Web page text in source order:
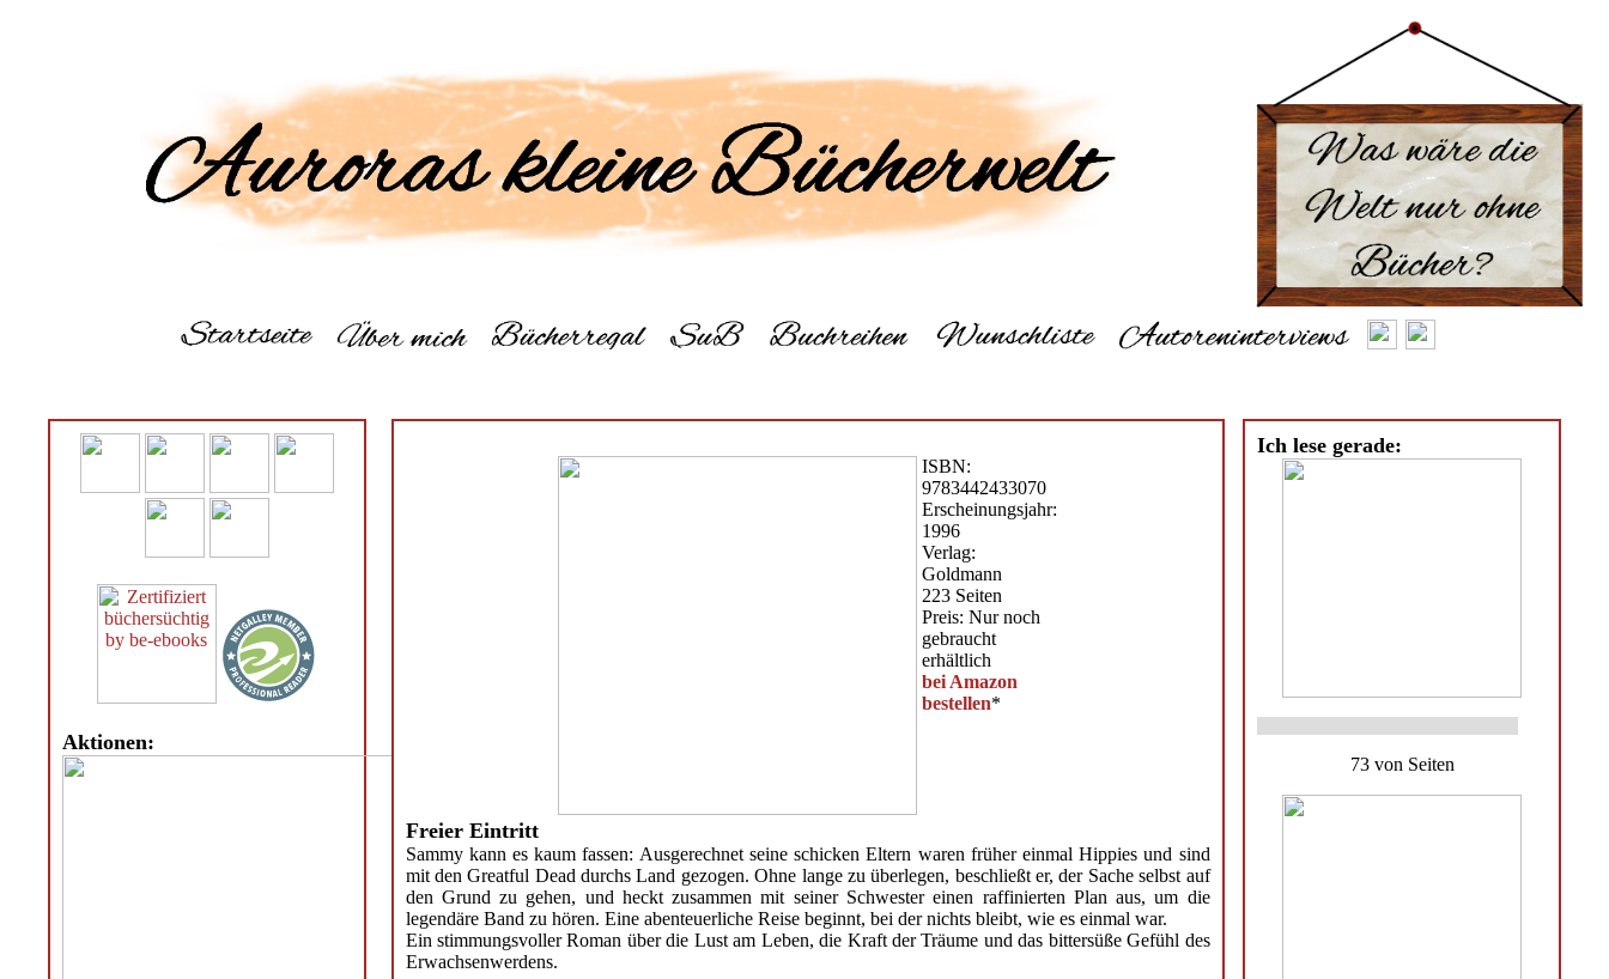
Aktionen:
ISBN:
9783442433070
Erscheinungsjahr:
1996
Verlag:
Goldmann
223 Seiten
Preis: Nur noch
gebraucht
erhältlich
bei Amazon
bestellen*
Freier Eintritt
Sammy kann es kaum fassen: Ausgerechnet seine schicken Eltern waren früher einmal Hippies und sind
mit den Greatful Dead durchs Land gezogen. Ohne lange zu überlegen, beschließt er, der Sache selbst auf
den Grund zu gehen, und heckt zusammen mit seiner Schwester einen raffinierten Plan aus, um die
legendäre Band zu hören. Eine abenteuerliche Reise beginnt, bei der nichts bleibt, wie es einmal war.
Ein stimmungsvoller Roman über die Lust am Leben, die Kraft der Träume und das bittersüße Gefühl des
Erwachsenwerdens.
Ich lese gerade:
73 von Seiten